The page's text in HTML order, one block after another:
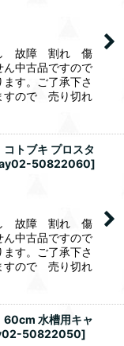
し 故障 割れ 傷
中古品ですので
す。ご了承下さ
すので 売り切れ
コトブキ プロスタ
50822060]
し 故障 割れ 傷
中古品ですので
す。ご了承下さ
すので 売り切れ
60cm 水槽用キャ
50822050]